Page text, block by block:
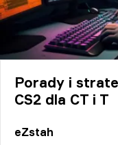
Porady i
CS2 dla CT i T
eZstah